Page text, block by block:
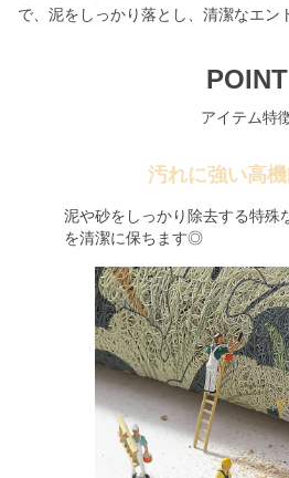
で、泥をしっかり落とし、清潔なエン
POINT
アイテム特
汚れに強い高
泥や砂をしっかり除去する特殊
を清潔に保ちます◎